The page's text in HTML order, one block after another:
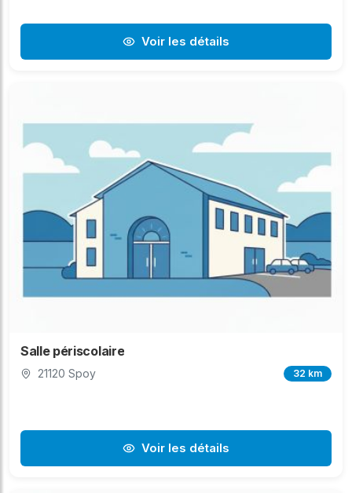
Voir les détails
Salle périscolaire
21120 Spoy 32 km
Voir les détails